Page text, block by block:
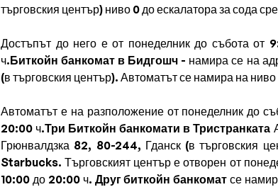
търговския център) ниво 0 до ескалатора за сода
Достъпът до него е от понеделник до събота
ч.Биткойн банкомат в Бидгошч - намира се на
(в търговския център). Автоматът се намира на
Автоматът е на разположение от понеделник до
20:00 ч.Три Биткойн банкомати в Тристранката
Грюнвалдзка 82, 80-244, Гданск (в търговския
Starbucks. Търговският център е отворен от
10:00 до 20:00 ч. Друг биткойн банкомат се